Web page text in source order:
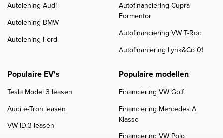
Autolening Audi
Autolening BMW
Autolening Ford
Autofinanciering Cupra
Formentor
Autofinanciering VW T-Roc
Autofinaniering Lynk&Co 01
Populaire EV's
Tesla Model 3 leasen
Audi e-Tron leasen
VW ID.3 leasen
Populaire modellen
Financiering VW Golf
Financiering Mercedes A
Klasse